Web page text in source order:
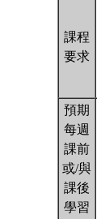
課程
要求
預期
每週
課前
或/與
課後
學習